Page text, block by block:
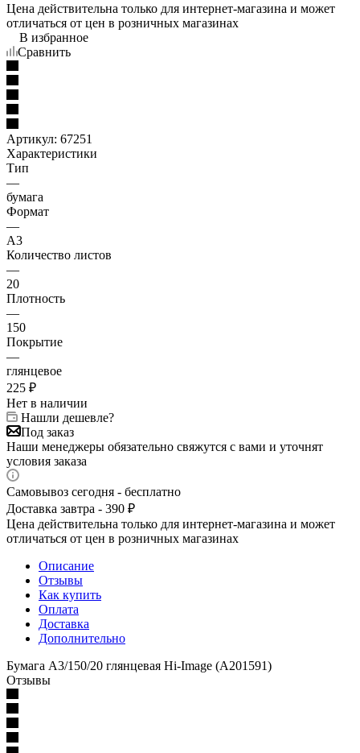
Цена действительна только для интернет-магазина и может
отличаться от цен в розничных магазинах
В избранное
Сравнить
Артикул: 67251
Характеристики
Тип
—
бумага
Формат
—
A3
Количество листов
—
20
Плотность
—
150
Покрытие
—
глянцевое
225 ₽
Нет в наличии
Нашли дешевле?
Под заказ
Наши менеджеры обязательно свяжутся с вами и уточнят
условия заказа
Самовывоз сегодня - бесплатно
Доставка завтра - 390 ₽
Цена действительна только для интернет-магазина и может
отличаться от цен в розничных магазинах
Описание
Отзывы
Как купить
Оплата
Доставка
Дополнительно
Бумага А3/150/20 глянцевая Hi-Image (A201591)
Отзывы